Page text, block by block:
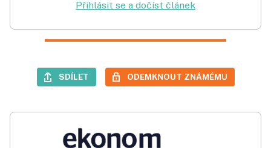
Přihlásit se a dočíst článek
SDÍLET ODEMKNOUT ZNÁMÉMU